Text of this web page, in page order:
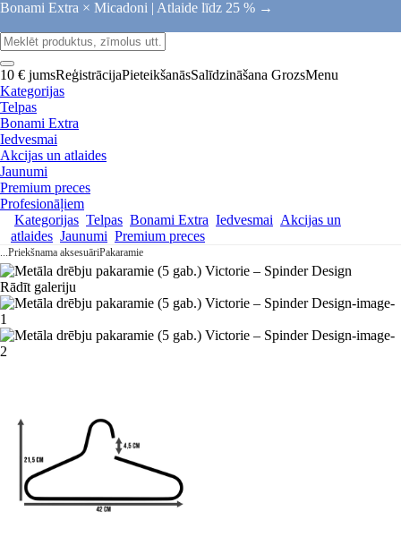
Bonami Extra × Micadoni | Atlaide līdz 25 % →
10 € jumsReģistrācijaPieteikšanāsSalīdzināšana GrozsMenu
Kategorijas
Telpas
Bonami Extra
Iedvesmai
Akcijas un atlaides
Jaunumi
Premium preces
Profesionāļiem
Kategorijas Telpas Bonami Extra Iedvesmai Akcijas un
atlaides Jaunumi Premium preces
...Priekšnama aksesuāriPakaramie
Rādīt galeriju